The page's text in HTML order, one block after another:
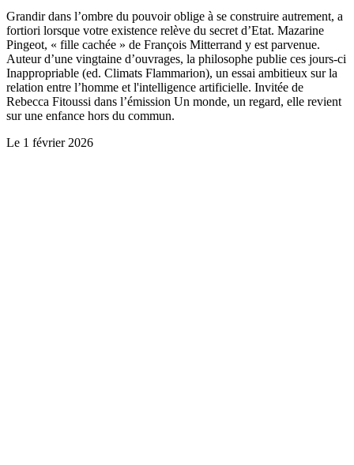
Grandir dans l’ombre du pouvoir oblige à se construire autrement, a
fortiori lorsque votre existence relève du secret d’Etat. Mazarine
Pingeot, « fille cachée » de François Mitterrand y est parvenue.
Auteur d’une vingtaine d’ouvrages, la philosophe publie ces jours-ci
Inappropriable (ed. Climats Flammarion), un essai ambitieux sur la
relation entre l’homme et l'intelligence artificielle. Invitée de
Rebecca Fitoussi dans l’émission Un monde, un regard, elle revient
sur une enfance hors du commun.
Le 1 février 2026